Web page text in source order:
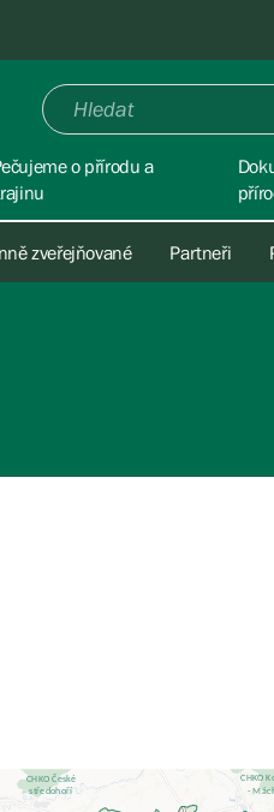
o přírodu a
zveřejňované Partneři